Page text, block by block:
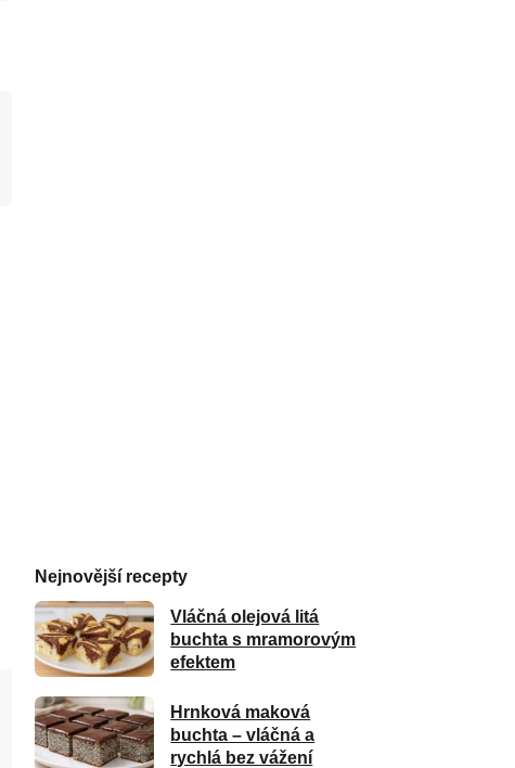
Nejnovější recepty
Vláčná olejová litá
buchta s mramorovým
efektem
Hrnková maková
buchta – vláčná a
rychlá bez vážení